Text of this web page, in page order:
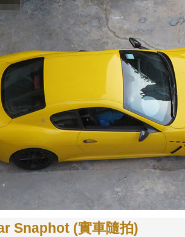
Snaphot (實車隨拍)